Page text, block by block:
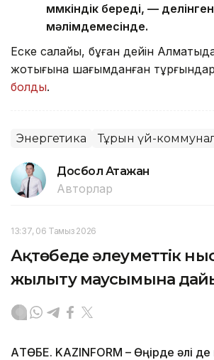
мүмкіндік береді, —
мәлімдемесінде.
Еске салайық, бұған дейін
жоқтығына шағымданған
болды.
Энергетика Тұрғын үй-
Досбол Атажан
Авторлар
13:37, 06 Тамыз 2026
Ақтөбеде әлеуметтік
жылыту маусымына
АҚТӨБЕ. KAZINFORM – Өңірде әлі